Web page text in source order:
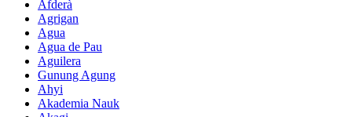
Afderà
Agrigan
Agua
Agua de Pau
Aguilera
Gunung Agung
Ahyi
Akademia Nauk